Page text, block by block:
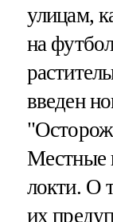
улицам,
на
введен
Местные
локти. О
их